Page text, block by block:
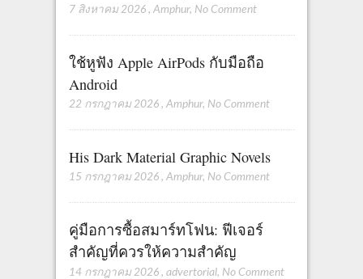
7 สิงหาคม 2026 , Amphur, No Comment
ใช้หูฟัง Apple AirPods กับมือถือ
Android
22 กรกฎาคม 2026 , Amphur, No Comment
His Dark Material Graphic Novels
15 กรกฎาคม 2026 , Amphur, No Comment
คู่มือการซื้อสมาร์ทโฟน: ฟีเจอร์
สำคัญที่ควรให้ความสำคัญ
14 กรกฎาคม 2026 , advertorial, No Comment